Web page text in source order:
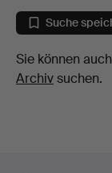
Suche
Sie können
Archivsuchen.